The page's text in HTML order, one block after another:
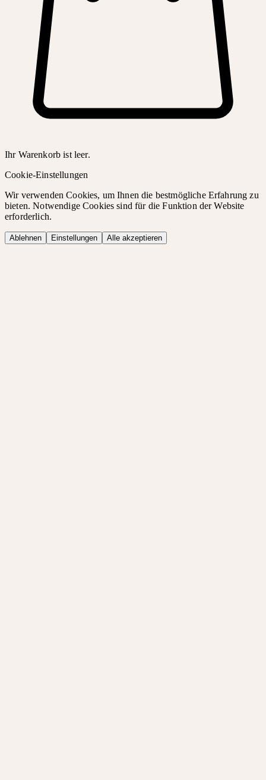
Ihr Warenkorb ist leer.
Cookie-Einstellungen
Wir verwenden Cookies, um Ihnen die bestmögliche Erfahrung zu
bieten. Notwendige Cookies sind für die Funktion der Website
erforderlich.
Ablehnen Einstellungen Alle akzeptieren